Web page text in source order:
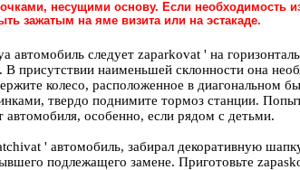
несущими основу. Если необходимость
зажатым на яме визита или на эстакаде.
автомобиль следует zaparkovat ' на
присутствии наименьшей склонности она
колесо, расположенное в диагональном
твердо поднимите тормоз станции.
особенно, если рядом с детьми.
' автомобиль, забирал декоративную
подлежащего замене. Приготовьте